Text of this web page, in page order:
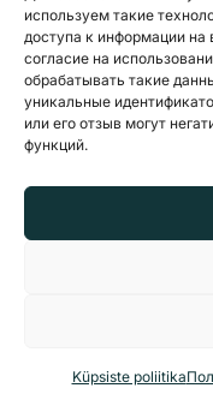
используем такие
доступа к информации на
согласие на
обрабатывать такие
уникальные
или его отзыв могут
функций.
Küpsiste poliitika